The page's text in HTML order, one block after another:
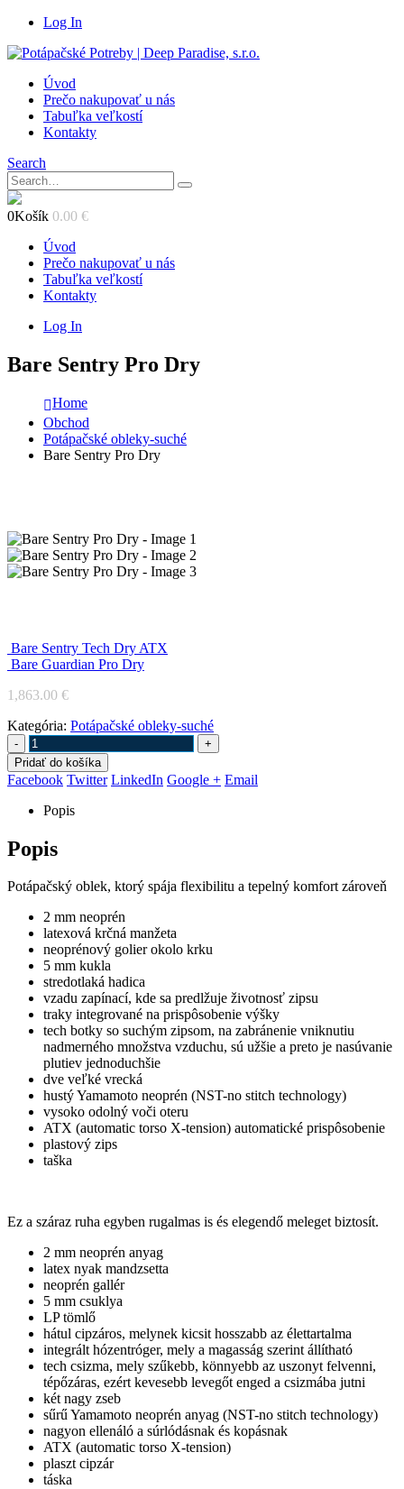
Log In
Úvod
Prečo nakupovať u nás
Tabuľka veľkostí
Kontakty
Search
0Košík 0.00 €
Úvod
Prečo nakupovať u nás
Tabuľka veľkostí
Kontakty
Log In
Bare Sentry Pro Dry
Home
Obchod
Potápačské obleky-suché
Bare Sentry Pro Dry
Bare Sentry Tech Dry ATX
Bare Guardian Pro Dry
1,863.00 €
Kategória: Potápačské obleky-suché
-
+
Pridať do košíka
Facebook Twitter LinkedIn Google + Email
Popis
Popis
Potápačský oblek, ktorý spája flexibilitu a tepelný komfort zároveň
2 mm neoprén
latexová krčná manžeta
neoprénový golier okolo krku
5 mm kukla
stredotlaká hadica
vzadu zapínací, kde sa predlžuje životnosť zipsu
traky integrované na prispôsobenie výšky
tech botky so suchým zipsom, na zabránenie vniknutiu
nadmerného množstva vzduchu, sú užšie a preto je nasúvanie
plutiev jednoduchšie
dve veľké vrecká
hustý Yamamoto neoprén (NST-no stitch technology)
vysoko odolný voči oteru
ATX (automatic torso X-tension) automatické prispôsobenie
plastový zips
taška
Ez a száraz ruha egyben rugalmas is és elegendő meleget biztosít.
2 mm neoprén anyag
latex nyak mandzsetta
neoprén gallér
5 mm csuklya
LP tömlő
hátul cipzáros, melynek kicsit hosszabb az élettartalma
integrált hózentróger, mely a magasság szerint állítható
tech csizma, mely szűkebb, könnyebb az uszonyt felvenni,
tépőzáras, ezért kevesebb levegőt enged a csizmába jutni
két nagy zseb
sűrű Yamamoto neoprén anyag (NST-no stitch technology)
nagyon ellenáló a súrlódásnak és kopásnak
ATX (automatic torso X-tension)
plaszt cipzár
táska